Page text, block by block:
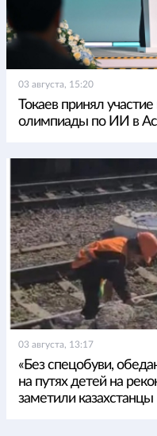
03 августа, 15:20
Токаев принял
олимпиады по ИИ в
03 августа, 13:17
«Без спецобуви,
на путях детей на
заметили казахстанцы